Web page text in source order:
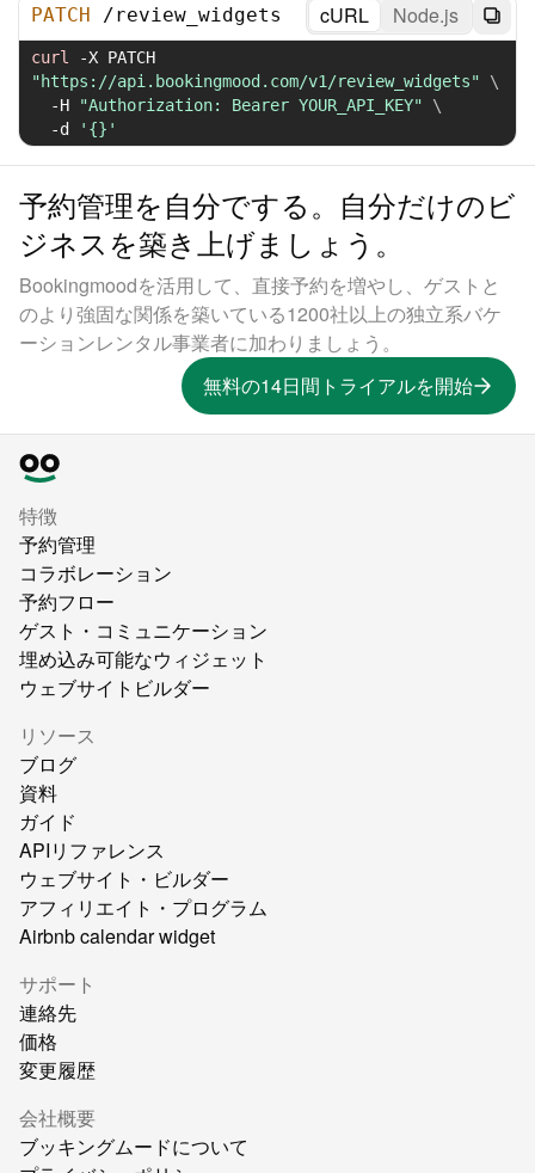
PATCH /review_widgets cURL Node.js
curl -X
"https://api.bookingmood.com/v1/review_widgets"
\
-H
"Authorization: Bearer YOUR_API_KEY"
\
-d
'{}'
予約管理を自分でする。自分だけのビ
ジネスを築き上げましょう。
Bookingmoodを活用して、直接予約を増やし、ゲストと
のより強固な関係を築いている1200社以上の独立系バケ
ーションレンタル事業者に加わりましょう。
無料の14日間トライアルを開始
特徴
予約管理
コラボレーション
予約フロー
ゲスト・コミュニケーション
埋め込み可能なウィジェット
ウェブサイトビルダー
リソース
ブログ
資料
ガイド
APIリファレンス
ウェブサイト・ビルダー
アフィリエイト・プログラム
Airbnb calendar widget
サポート
連絡先
価格
変更履歴
会社概要
ブッキングムードについて